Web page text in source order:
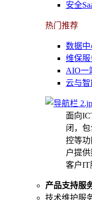
安全
热门推荐
数据
维保服
AIO一
云与
面向
闭，
控等
户提
客户IT
产品支持服
技术维护服